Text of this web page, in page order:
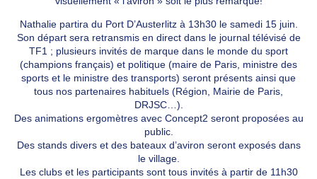
Nathalie partira du Port D’Austerlitz à 13h30 le samedi 15 juin.
Son départ sera retransmis en direct dans le journal télévisé de
TF1 ; plusieurs invités de marque dans le monde du sport
(champions français) et politique (maire de Paris, ministre des
sports et le ministre des transports) seront présents ainsi que
tous nos partenaires habituels (Région, Mairie de Paris,
DRJSC…).
Des animations ergomètres avec Concept2 seront proposées au
public.
Des stands divers et des bateaux d’aviron seront exposés dans
le village.
Les clubs et les participants sont tous invités à partir de 11h30